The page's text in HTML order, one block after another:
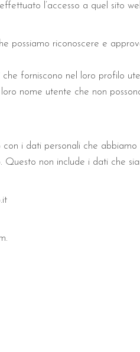
l’accesso a quel sito
possiamo riconoscere e
forniscono nel loro profilo
nome utente che non
i dati personali che abbiamo
non include i dati che